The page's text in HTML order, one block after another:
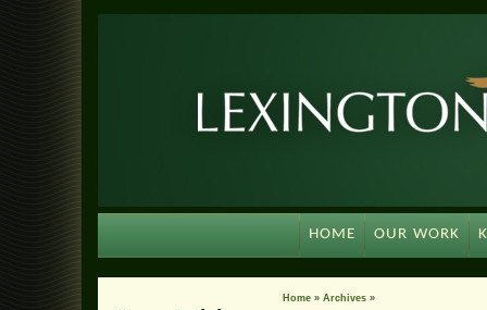
Home » Archives »
HOME OUR WORK